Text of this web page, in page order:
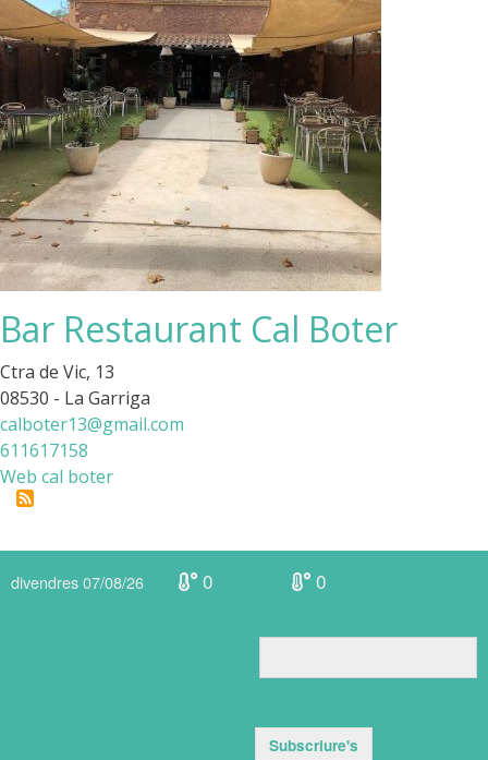
Bar Restaurant Cal Boter
Ctra de Vic, 13
08530 - La Garriga
calboter13@gmail.com
611617158
Web cal boter
divendres 07/08/26 0 0
Subscriure's